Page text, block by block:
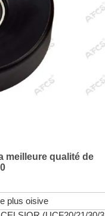
meilleure qualité de
plus oisive